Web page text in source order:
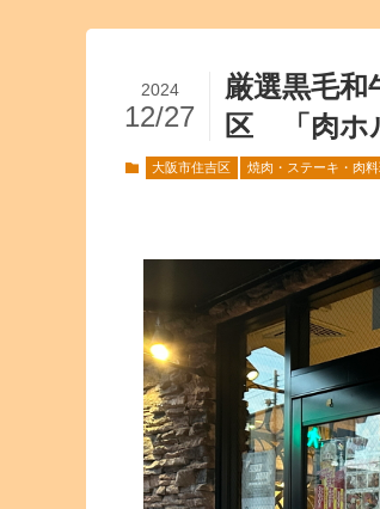
厳選黒毛
区 「肉ホ
2024
12/27
大阪市住吉区 焼肉・ステーキ・肉料